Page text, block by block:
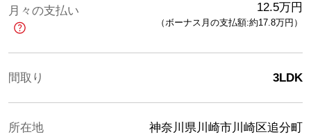
月々の支払い 12.5万円
（ボーナス月の支払額:約17.8万円 ）
間取り 3LDK
所在地 神奈川県川崎市川崎区追分町